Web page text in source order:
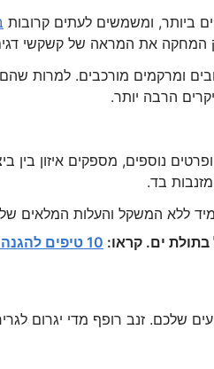
ביותר, ומשמשים לעתים קרובות
המחקה את המראה של קשקשי
ומרקמים מורכבים. למרות שהם
הרבה יותר.
נוספים, מספקים איזון
בד.
ללא המשקל והעלות המלאים של
ים. קראו:
10 טיפים
שלכם. זנב רופף מדי יגרום